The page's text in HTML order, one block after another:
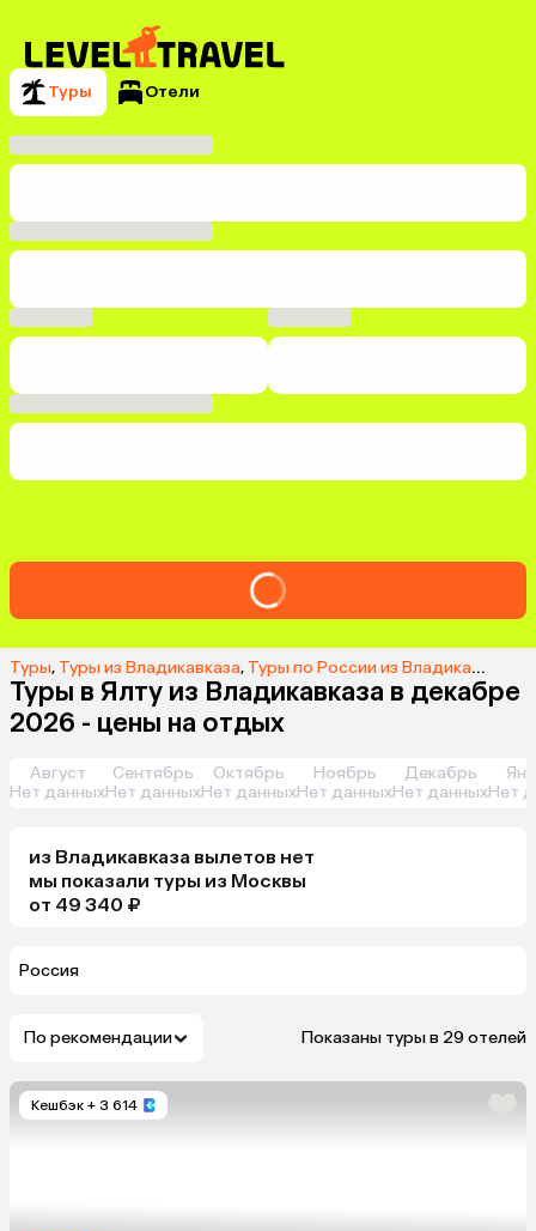
Туры Отели
Туры, Туры из Владикавказа, Туры по России из Владикавказа
Туры в Ялту из Владикавказа в декабре
2026 - цены на отдых
Август
Нет данных
Сентябрь
Нет данных
Октябрь
Нет данных
Ноябрь
Нет данных
Декабрь
Нет данныхНет
из Владикавказа вылетов нет
мы показали туры из Москвы
от 49 340 ₽
Россия
По рекомендации Показаны туры в 29 отелей
Кешбэк + 3 614